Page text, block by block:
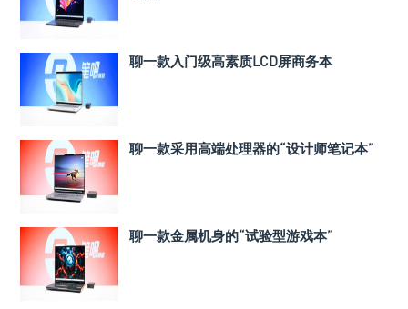
聊一款入门级高素质LCD屏商务本
聊一款采用高端处理器的“设计师笔记本”
聊一款金属机身的“试验型游戏本”